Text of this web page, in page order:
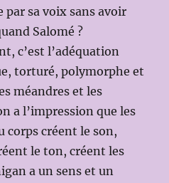
sa voix sans avoir
Salomé ?
c’est l’adéquation
torturé, polymorphe et
méandres et les
a l’impression que les
corps créent le son,
le ton, créent les
a un sens et un